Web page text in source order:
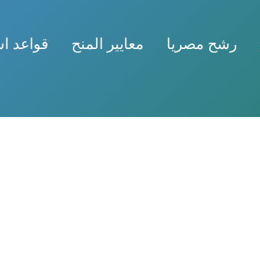
رشح مصريا معايير المنح قواعد